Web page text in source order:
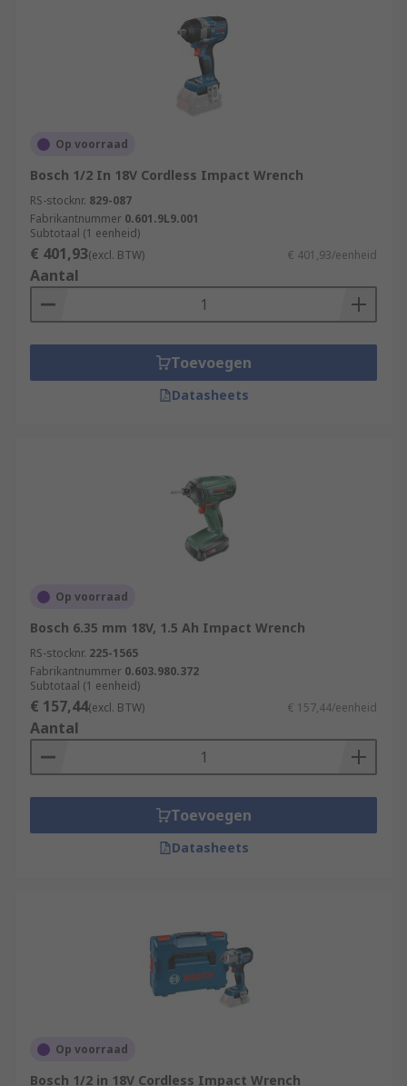
Op voorraad
Bosch 1/2 In 18V Cordless Impact Wrench
RS-stocknr. 829-087
Fabrikantnummer 0.601.9L9.001
Subtotaal (1 eenheid)
€ 401,93(excl. BTW) € 401,93/eenheid
Aantal
Toevoegen
Datasheets
Op voorraad
Bosch 6.35 mm 18V, 1.5 Ah Impact Wrench
RS-stocknr. 225-1565
Fabrikantnummer 0.603.980.372
Subtotaal (1 eenheid)
€ 157,44(excl. BTW) € 157,44/eenheid
Aantal
Toevoegen
Datasheets
Op voorraad
Bosch 1/2 in 18V Cordless Impact Wrench